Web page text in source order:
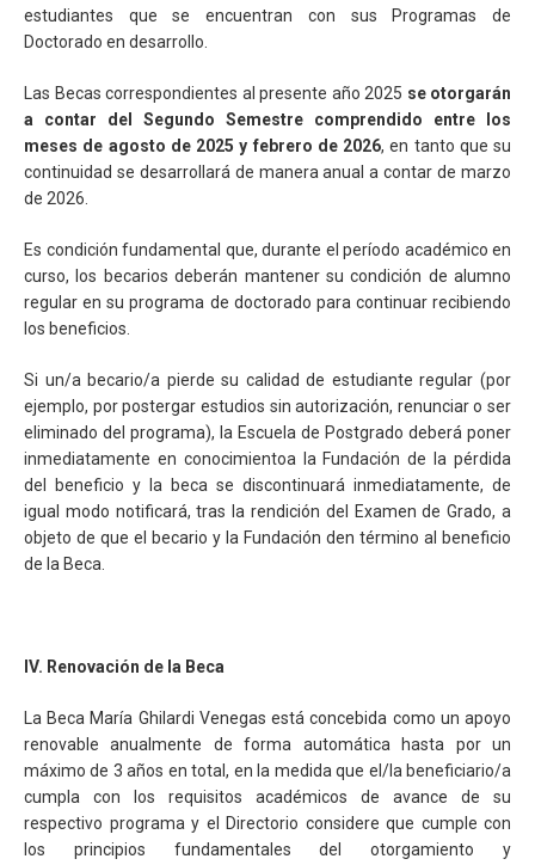
estudiantes que se encuentran con sus Programas de
Doctorado en desarrollo.
Las Becas correspondientes al presente año 2025 se otorgarán
a contar del Segundo Semestre comprendido entre los
meses de agosto de 2025 y febrero de 2026, en tanto que su
continuidad se desarrollará de manera anual a contar de marzo
de 2026.
Es condición fundamental que, durante el período académico en
curso, los becarios deberán mantener su condición de alumno
regular en su programa de doctorado para continuar recibiendo
los beneficios.
Si un/a becario/a pierde su calidad de estudiante regular (por
ejemplo, por postergar estudios sin autorización, renunciar o ser
eliminado del programa), la Escuela de Postgrado deberá poner
inmediatamente en conocimientoa la Fundación de la pérdida
del beneficio y la beca se discontinuará inmediatamente, de
igual modo notificará, tras la rendición del Examen de Grado, a
objeto de que el becario y la Fundación den término al beneficio
de la Beca.
IV. Renovación de la Beca
La Beca María Ghilardi Venegas está concebida como un apoyo
renovable anualmente de forma automática hasta por un
máximo de 3 años en total, en la medida que el/la beneficiario/a
cumpla con los requisitos académicos de avance de su
respectivo programa y el Directorio considere que cumple con
los principios fundamentales del otorgamiento y